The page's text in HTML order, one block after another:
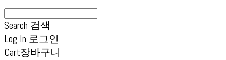
Search 검색
Log In 로그인
Cart장바구니